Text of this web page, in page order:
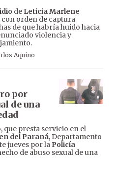
de Leticia Marlene
con orden de captura
de que habría huido hacia
violencia y
Aquino
por
de una
presta servicio en el
del Paraná, Departamento
jueves por la Policía
de abuso sexual de una